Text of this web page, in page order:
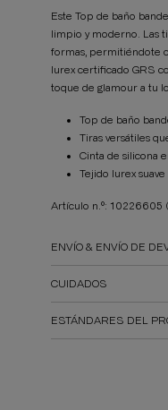
Este Top de baño
limpio y moderno. Las
formas, permitiéndote
lurex certificado GRS
toque de glamour a tu
Top de baño
Tiras versátiles
Cinta de silicona
Tejido lurex suave
Artículo n.º: 10226605
ENVÍO & ENVÍO DE
CUIDADOS
ESTÁNDARES DEL